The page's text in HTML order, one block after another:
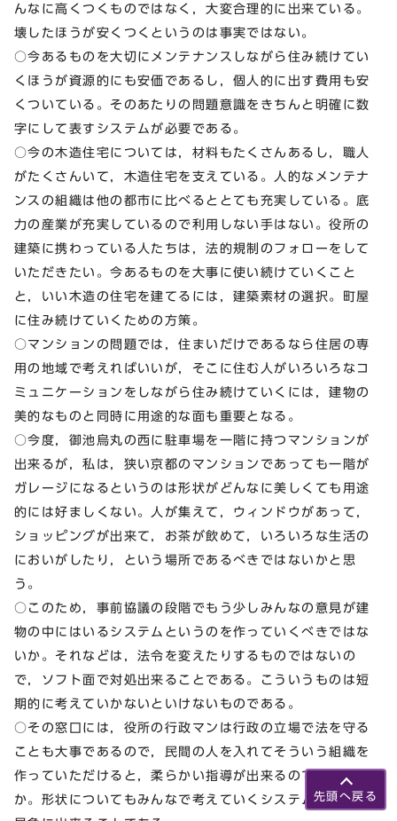
んなに高くつくものではなく，大変合理的に出来ている。
壊したほうが安くつくというのは事実ではない。
○今あるものを大切にメンテナンスしながら住み続けてい
くほうが資源的にも安価であるし，個人的に出す費用も安
くついている。そのあたりの問題意識をきちんと明確に数
字にして表すシステムが必要である。
○今の木造住宅については，材料もたくさんあるし，職人
がたくさんいて，木造住宅を支えている。人的なメンテナ
ンスの組織は他の都市に比べるととても充実している。底
力の産業が充実しているので利用しない手はない。役所の
建築に携わっている人たちは，法的規制のフォローをして
いただきたい。今あるものを大事に使い続けていくこと
と，いい木造の住宅を建てるには，建築素材の選択。町屋
に住み続けていくための方策。
○マンションの問題では，住まいだけであるなら住居の専
用の地域で考えればいいが，そこに住む人がいろいろなコ
ミュニケーションをしながら住み続けていくには，建物の
美的なものと同時に用途的な面も重要となる。
○今度，御池烏丸の西に駐車場を一階に持つマンションが
出来るが，私は，狭い京都のマンションであっても一階が
ガレージになるというのは形状がどんなに美しくても用途
的には好ましくない。人が集えて，ウィンドウがあって，
ショッピングが出来て，お茶が飲めて，いろいろな生活の
においがしたり，という場所であるべきではないかと思
う。
○このため，事前協議の段階でもう少しみんなの意見が建
物の中にはいるシステムというのを作っていくべきではな
いか。それなどは，法令を変えたりするものではないの
で，ソフト面で対処出来ることである。こういうものは短
期的に考えていかないといけないものである。
○その窓口には，役所の行政マンは行政の立場で法を守る
ことも大事であるので，民間の人を入れてそういう組織を
作っていただけると，柔らかい指導が出来るのではない
か。形状についてもみんなで考えていくシステムなどは，
先頭へ戻る